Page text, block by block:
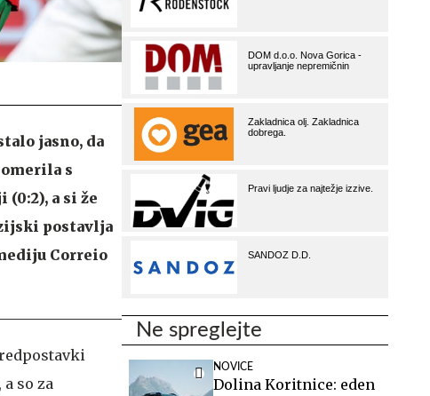
jasno, da
s
a si že
postavlja
Correio
so za
Ne spreglejte
NOVICE
Dolina Koritnice: eden